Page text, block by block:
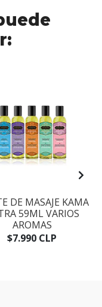
DE MASAJE KAMA
59ML VARIOS
AROMAS
$7.990 CLP